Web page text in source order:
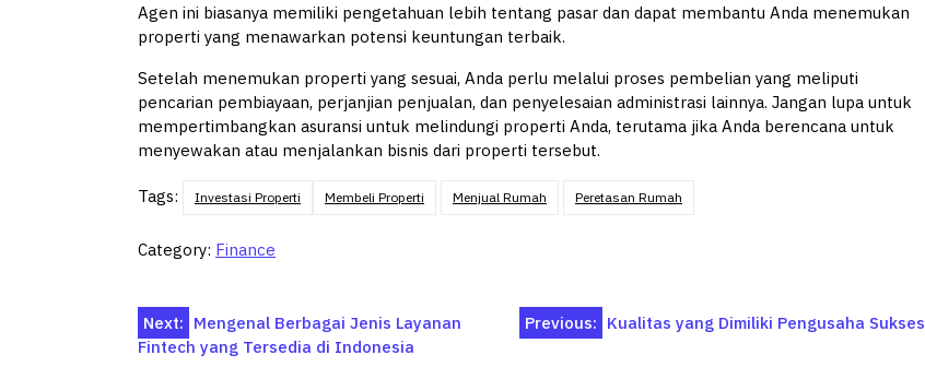
Agen ini biasanya memiliki pengetahuan lebih tentang pasar dan dapat membantu Anda menemukan
properti yang menawarkan potensi keuntungan terbaik.
Setelah menemukan properti yang sesuai, Anda perlu melalui proses pembelian yang meliputi
pencarian pembiayaan, perjanjian penjualan, dan penyelesaian administrasi lainnya. Jangan lupa untuk
mempertimbangkan asuransi untuk melindungi properti Anda, terutama jika Anda berencana untuk
menyewakan atau menjalankan bisnis dari properti tersebut.
Tags: Investasi Properti Membeli Properti Menjual Rumah Peretasan Rumah
Category: Finance
Post
Previous: Kualitas yang Dimiliki Pengusaha Sukses
Next: Mengenal Berbagai Jenis Layanan
Fintech yang Tersedia di Indonesia